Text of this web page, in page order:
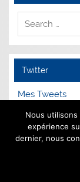
Twitter
Mes Tweets
Nous
expérience
dernier, nous